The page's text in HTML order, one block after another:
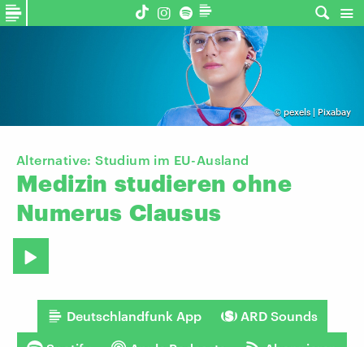
© pexels | Pixabay
Alternative: Studium im EU-Ausland
Medizin studieren ohne
Numerus Clausus
Deutschlandfunk App ARD Sounds